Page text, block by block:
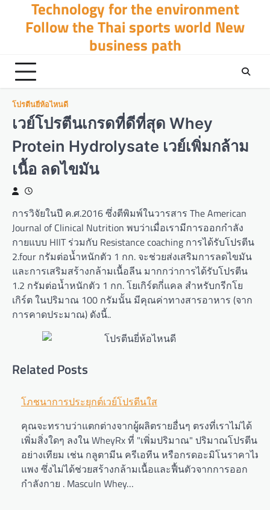
content
Technology for the environment
Follow the Thai sports world New
business path
โปรตีนยี่ห้อไหนดี
เวย์โปรตีนเกรดที่ดีที่สุด Whey
Protein Hydrolysate เวย์เพิ่มกล้าม
เนื้อ ลดไขมัน
การวิจัยในปี ค.ศ.2016 ซึ่งตีพิมพ์ในวารสาร The American
Journal of Clinical Nutrition พบว่าเมื่อเรามีการออกกำลัง
กายแบบ HIIT ร่วมกับ Resistance coaching การได้รับโปรตีน
2.four กรัมต่อน้ำหนักตัว 1 กก. จะช่วยส่งเสริมการลดไขมัน
และการเสริมสร้างกล้ามเนื้อลีน มากกว่าการได้รับโปรตีน
1.2 กรัมต่อน้ำหนักตัว 1 กก. โยเกิร์ตกี่แคล สำหรับกรีกโย
เกิร์ต ในปริมาณ 100 กรัมนั้น มีคุณค่าทางสารอาหาร (จาก
การคาดประมาณ) ดังนี้..
Related Posts
โภชนาการประยุกต์เวย์โปรตีนใส
คุณจะทราบว่าแตกต่างจากผู้ผลิตรายอื่นๆ ตรงที่เราไม่ได้
เพิ่มสิ่งใดๆ ลงใน WheyRx ที่ "เพิ่มปริมาณ" ปริมาณโปรตีน
อย่างเทียม เช่น กลูตามีน ครีเอทีน หรือกรดอะมิโนราคาไม่
แพง ซึ่งไม่ได้ช่วยสร้างกล้ามเนื้อและฟื้นตัวจากการออก
กำลังกาย . Masculn Whey…
Post
navigation